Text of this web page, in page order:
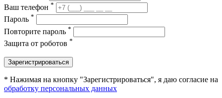
Ваш телефон *
Пароль *
Повторите пароль *
Защита от роботов *
Зарегистрироваться
* Нажимая на кнопку "Зарегистрироваться", я даю согласие на
обработку персональных данных